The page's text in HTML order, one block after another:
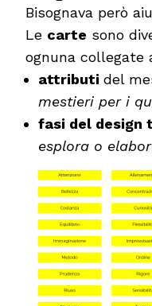
Bisognava però
Le carte sono
ognuna collegate
attributi del
mestieri per i
fasi del design
esplora o